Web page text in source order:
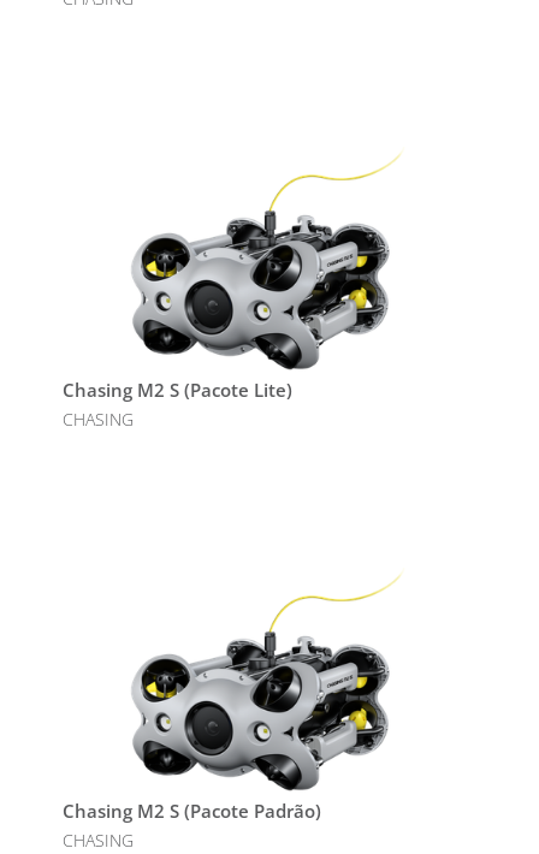
Chasing M2 S (Pacote Lite)
CHASING
Chasing M2 S (Pacote Padrão)
CHASING